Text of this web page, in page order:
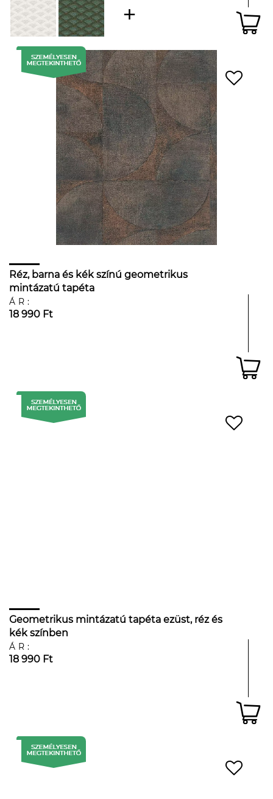
Réz, barna és kék színú geometrikus
mintázatú tapéta
ÁR:
18 990 Ft
Geometrikus mintázatú tapéta ezüst, réz és
kék színben
ÁR:
18 990 Ft